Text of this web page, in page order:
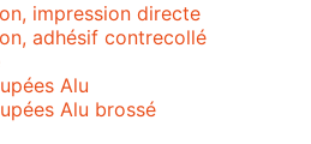
impression directe
adhésif contrecollé
Alu
Alu brossé